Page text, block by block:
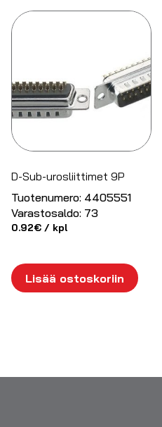
D-Sub-urosliittimet 9P
Tuotenumero: 4405551
Varastosaldo: 73
0.92€ / kpl
Lisää ostoskoriin